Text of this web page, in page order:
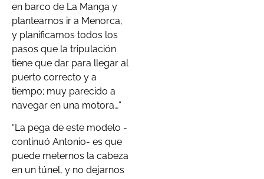
en barco de La Manga y
plantearnos ir a Menorca,
y planificamos todos los
pasos que la tripulación
tiene que dar para llegar al
puerto correcto y a
tiempo; muy parecido a
navegar en una motora…”
“La pega de este modelo -
continuó Antonio- es que
puede meternos la cabeza
en un túnel, y no dejarnos